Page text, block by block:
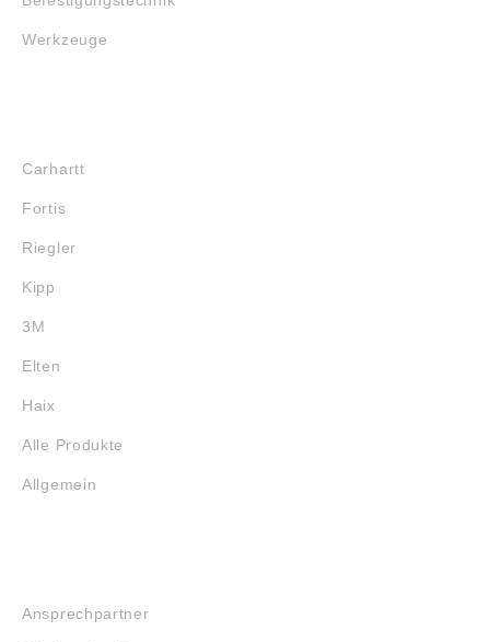
Werkzeuge
Carhartt
Fortis
Riegler
Kipp
3M
Elten
Haix
Alle Produkte
Allgemein
Ansprechpartner